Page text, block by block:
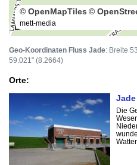
100 m
© OpenMapTiles ©
mett-media
Geo-Koordinaten Fluss Jade: Breite
59.021" (8.2664)
Orte:
Jade
Die